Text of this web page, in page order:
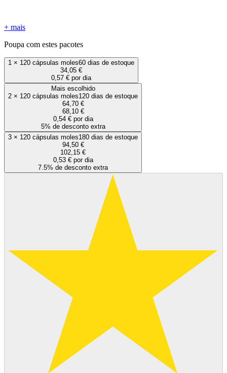
+ mais
Poupa com estes pacotes
1 × 120 cápsulas moles60 dias de estoque
34,05 €
0,57 € por dia
Mais escolhido
2 × 120 cápsulas moles120 dias de estoque
64,70 €
68,10 €
0,54 € por dia
5% de desconto extra
3 × 120 cápsulas moles180 dias de estoque
94,50 €
102,15 €
0,53 € por dia
7.5% de desconto extra